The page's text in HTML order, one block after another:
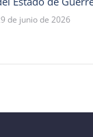
de junio de 2026